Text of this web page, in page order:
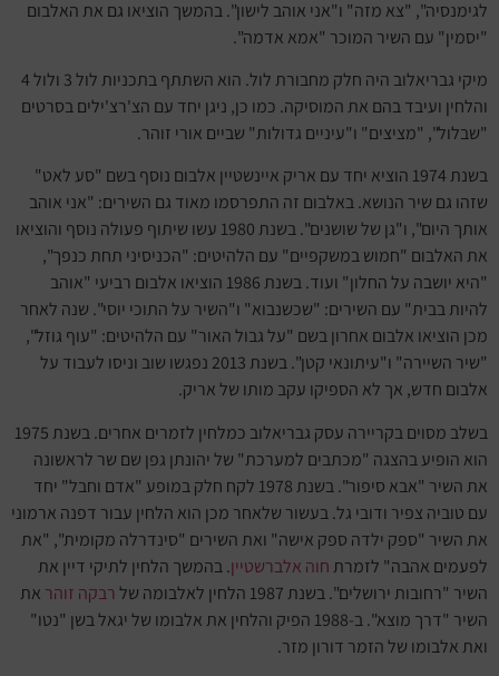
לגימנסיה", "צא מזה" ו"אני אוהב לישון". בהמשך הוציאו גם את האלבום
"יסמין" עם השיר המוכר "אמא אדמה".
מיקי גבריאלוב היה חלק מחבורת לול. הוא השתתף בתכניות לול 3 ולול 4
והלחין ועיבד בהם את המוסיקה. כמו כן, ניגן יחד עם הצ'רצ'ילים בסרטים
"שבלול", "מציצים" ו"עיניים גדולות" שביים אורי זוהר.
בשנת 1974 הוציא יחד עם אריק איינשטיין אלבום נוסף בשם "סע לאט"
שזהו גם שיר הנושא. באלבום זה התפרסמו מאוד גם השירים: "אני אוהב
אותך היום", ו"גן של שושנים". בשנת 1980 עשו שיתוף פעולה נוסף והוציאו
את האלבום "חמוש במשקפיים" עם הלהיטים: "הכניסיני תחת כנפך",
"היא יושבה על החלון" ועוד. בשנת 1986 הוציאו אלבום רביעי "אוהב
להיות בבית" עם השירים: "שכשנבוא" ו"השיר על התוכי יוסי". שנה לאחר
מכן הוציאו אלבום אחרון בשם "על גבול האור" עם הלהיטים: "עוף גוזל",
"שיר השיירה" ו"עיתונאי קטן". בשנת 2013 נפגשו שוב וניסו לעבוד על
אלבום חדש, אך לא הספיקו עקב מותו של אריק.
בשלב מסוים בקריירה עסק גבריאלוב כמלחין לזמרים אחרים. בשנת 1975
הוא הופיע בהצגה "מכתבים למערכת" של יהונתן גפן שם שר לראשונה
את השיר "אבא סיפור". בשנת 1978 לקח חלק במופע "אדם וחבל" יחד
עם טוביה צפיר ודובי גל. בעשור שלאחר מכן הוא הלחין עבור דפנה ארמוני
את השיר "ספק ילדה ספק אישה" ואת השירים "סינדרלה מקומית", "את
לפעמים אהבה" לזמרתחוה אלברשטיין. בהמשך הלחין לתיקי דיין את
השיר "רחובות ירושלים". בשנת 1987 הלחין לאלבומה של
רבקה זוהר את
השיר "דרך מוצא". ב-1988 הפיק והלחין את אלבומו של יגאל בשן "נטו"
ואת אלבומו של הזמר דורון מזר.